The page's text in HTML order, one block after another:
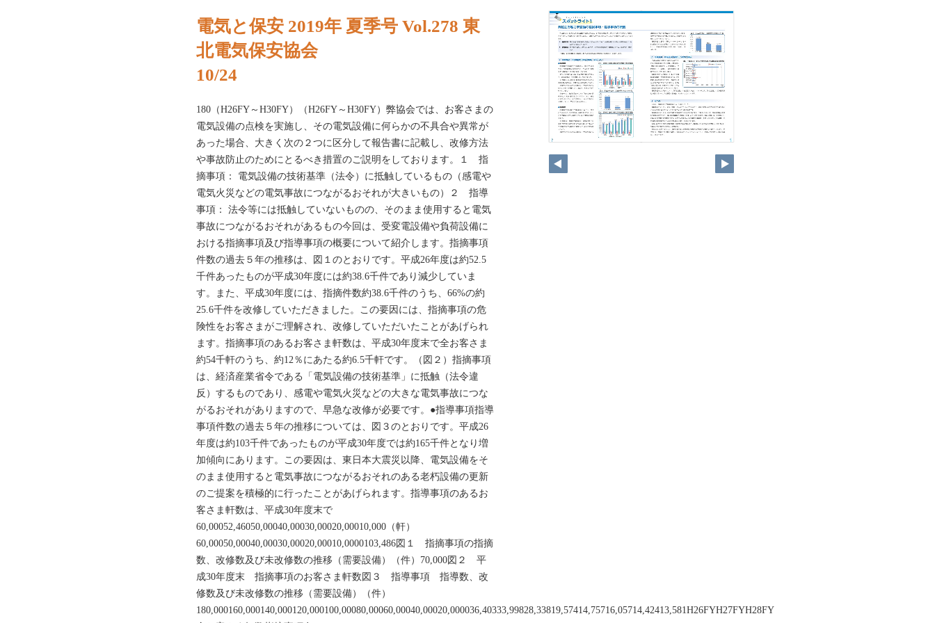
電気と保安 2019年 夏季号 Vol.278 東
北電気保安協会
10/24
180（H26FY～H30FY）（H26FY～H30FY）弊協会では、お客さまの
電気設備の点検を実施し、その電気設備に何らかの不具合や異常が
あった場合、大きく次の２つに区分して報告書に記載し、改修方法
や事故防止のためにとるべき措置のご説明をしております。１ 指
摘事項： 電気設備の技術基準（法令）に抵触しているもの（感電や
電気火災などの電気事故につながるおそれが大きいもの）２ 指導
事項： 法令等には抵触していないものの、そのまま使用すると電気
事故につながるおそれがあるもの今回は、受変電設備や負荷設備に
おける指摘事項及び指導事項の概要について紹介します。指摘事項
件数の過去５年の推移は、図１のとおりです。平成26年度は約52.5
千件あったものが平成30年度には約38.6千件であり減少していま
す。また、平成30年度には、指摘件数約38.6千件のうち、66%の約
25.6千件を改修していただきました。この要因には、指摘事項の危
険性をお客さまがご理解され、改修していただいたことがあげられ
ます。指摘事項のあるお客さま軒数は、平成30年度末で全お客さま
約54千軒のうち、約12％にあたる約6.5千軒です。（図２）指摘事項
は、経済産業省令である「電気設備の技術基準」に抵触（法令違
反）するものであり、感電や電気火災などの大きな電気事故につな
がるおそれがありますので、早急な改修が必要です。●指導事項指導
事項件数の過去５年の推移については、図３のとおりです。平成26
年度は約103千件であったものが平成30年度では約165千件となり増
加傾向にあります。この要因は、東日本大震災以降、電気設備をそ
のまま使用すると電気事故につながるおそれのある老朽設備の更新
のご提案を積極的に行ったことがあげられます。指導事項のあるお
客さま軒数は、平成30年度末で
60,00052,46050,00040,00030,00020,00010,000（軒）
60,00050,00040,00030,00020,00010,0000103,486図１ 指摘事項の指摘
数、改修数及び未改修数の推移（需要設備）（件）70,000図２ 平
成30年度末 指摘事項のお客さま軒数図３ 指導事項 指導数、改
修数及び未改修数の推移（需要設備）（件）
180,000160,000140,000120,000100,00080,00060,00040,00020,000036,40333,99828,33819,57414,75716,05714,42413,581H26FYH27FYH28FY